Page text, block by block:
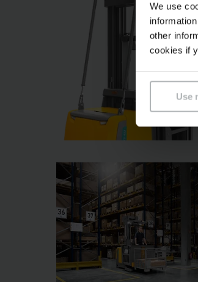
We use
other
cookies if
Use